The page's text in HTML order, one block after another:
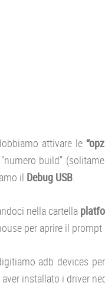
attivare le
build”
il Debug USB.
nella cartella
per aprire il
adb devices
installato i driver